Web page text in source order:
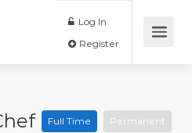
Log In
Full Time Permanent